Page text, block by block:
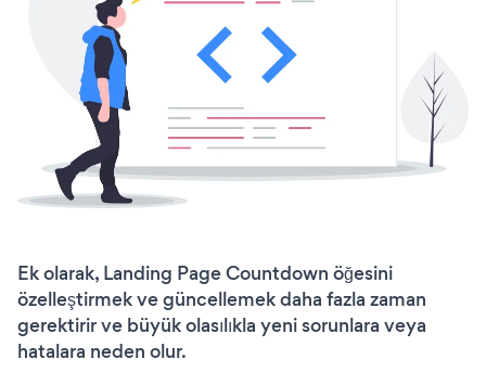
Ek olarak, Landing Page Countdown öğesini
özelleştirmek ve güncellemek daha fazla zaman
gerektirir ve büyük olasılıkla yeni sorunlara veya
hatalara neden olur.